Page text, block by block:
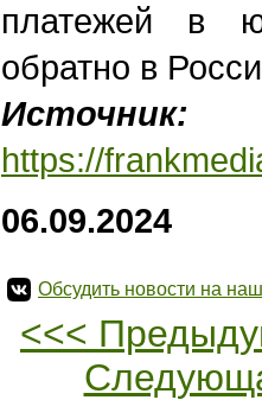
платежей в
обратно в
Источник:
https://
06.09.2024
Обсудить новости на
<<<